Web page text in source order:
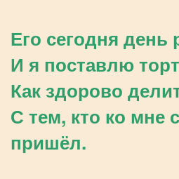
Его сегодня день
И я поставлю
Как здорово
С тем, кто ко мне
пришёл.